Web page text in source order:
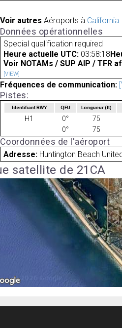
Voir autres Aéroports à California
Données opérationnelles
Special qualification required
Heure actuelle UTC: 03:58:18
Voir NOTAMs / SUP AIP / TFR
[VIEW]
Fréquences de communication:
Pistes:
Identifiant RWY QFU Longueur(ft)
H1 0° 75
0°
75
Coordonnées de l'aéroport
Adresse: Huntington Beach
satellite de 21CA